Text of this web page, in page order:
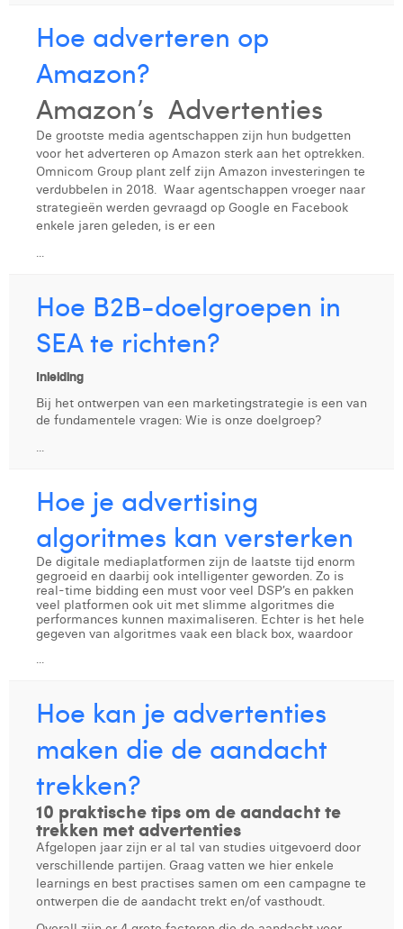
Louis Nassogne
Lucas Taels
Manon Houppertz
Margaux Marien
Margaux Snakkers
Mathias Segers
Olivia Lohest
Pieter Maesmans
Sebastiaan Reeskamp
Sven Bosschem
Thomas Riis
Victor Hayot
William Rezette
Yaël Vanhoe
Hoe adverteren op
Amazon?
Amazon’s Advertenties
De grootste media agentschappen zijn hun budgetten
voor het adverteren op Amazon sterk aan het optrekken.
Omnicom Group plant zelf zijn Amazon investeringen te
verdubbelen in 2018. Waar agentschappen vroeger naar
strategieën werden gevraagd op Google en Facebook
enkele jaren geleden, is er een
...
Hoe B2B-doelgroepen in
SEA te richten?
Inleiding
Bij het ontwerpen van een marketingstrategie is een van
de fundamentele vragen: Wie is onze doelgroep?
...
Hoe je advertising
algoritmes kan versterken
De digitale mediaplatformen zijn de laatste tijd enorm
gegroeid en daarbij ook intelligenter geworden. Zo is
real-time bidding een must voor veel DSP’s en pakken
veel platformen ook uit met slimme algoritmes die
performances kunnen maximaliseren. Echter is het hele
gegeven van algoritmes vaak een black box, waardoor
...
Hoe kan je advertenties
maken die de aandacht
trekken?
10 praktische tips om de aandacht te
trekken met advertenties
Afgelopen jaar zijn er al tal van studies uitgevoerd door
verschillende partijen. Graag vatten we hier enkele
learnings en best practises samen om een campagne te
ontwerpen die de aandacht trekt en/of vasthoudt.